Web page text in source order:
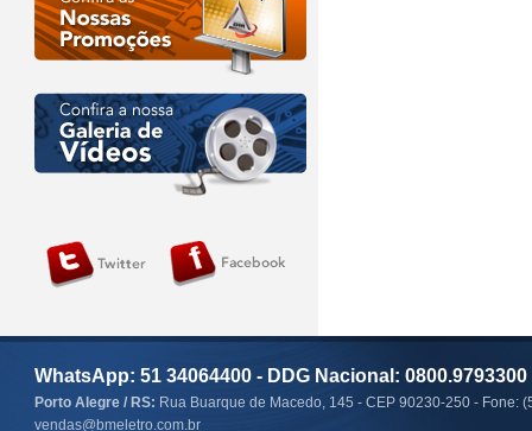
WhatsApp: 51 34064400 - DDG Nacional: 0800.9793300
Porto Alegre / RS: Rua Buarque de Macedo, 145 - CEP 90230-250 - Fone:
vendas@bmeletro.com.br